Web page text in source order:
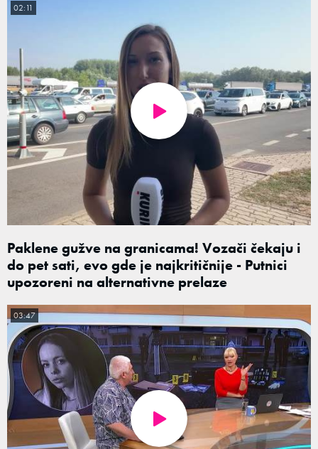
Paklene gužve na granicama! Vozači čekaju i
do pet sati, evo gde je najkritičnije - Putnici
upozoreni na alternativne prelaze
02:11
03:47